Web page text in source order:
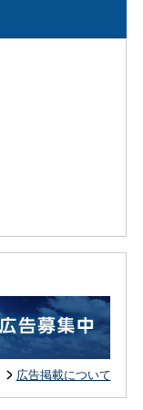
広告掲載について